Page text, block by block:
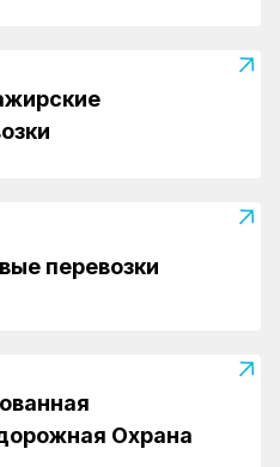
перевозки
Охрана